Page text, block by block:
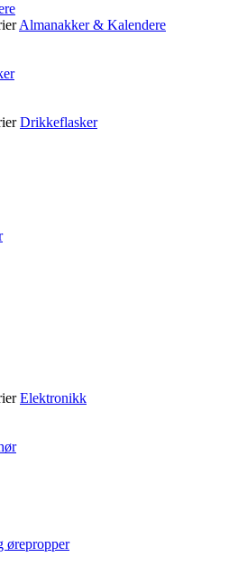
Almanakker & Kalendere
Drikkeflasker
Elektronikk
ørepropper